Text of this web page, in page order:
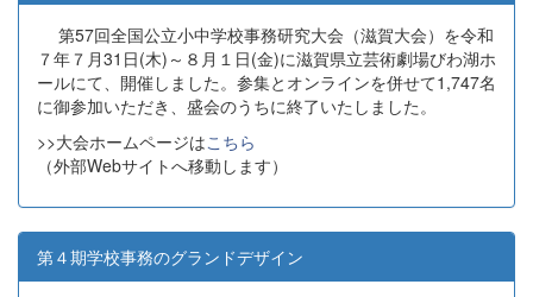
第57回全国公立小中学校事務研究大会（滋賀大会）を令和
７年７月31日(木)～８月１日(金)に滋賀県立芸術劇場びわ湖ホ
ールにて、開催しました。参集とオンラインを併せて1,747名
に御参加いただき、盛会のうちに終了いたしました。
>>大会ホームページはこちら
（外部Webサイトへ移動します）
第４期学校事務のグランドデザイン